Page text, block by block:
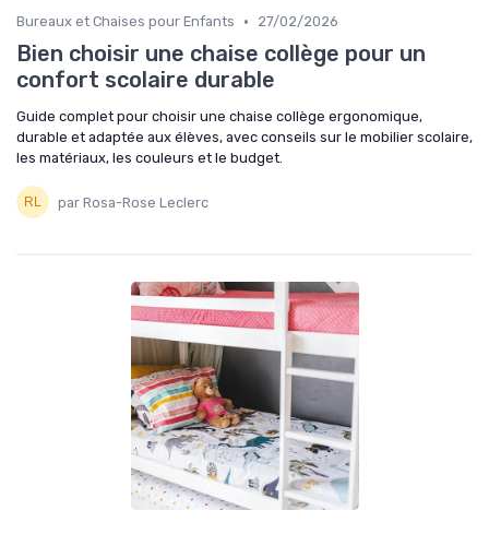
Bureaux et Chaises pour Enfants • 27/02/2026
Bien choisir une chaise collège pour un
confort scolaire durable
Guide complet pour choisir une chaise collège ergonomique,
durable et adaptée aux élèves, avec conseils sur le mobilier scolaire,
les matériaux, les couleurs et le budget.
par Rosa-Rose Leclerc